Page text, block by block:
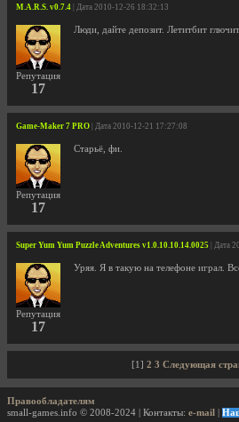
M.A.R.S. v0.7.4 | Дата 2010-12-26 18:32:13
Репутация
17
Люди, дайте депозит. Летитбит
Game-Maker 7 PRO | Дата 2010-12-21 17:27:08
Репутация
17
Старьё, фи.
Super Yum Yum Puzzle Adventures v1.0.10.10.14.0025 | Дата
Репутация
17
Уряя. Я в такую на телефоне играл.
[1] 2 3 Следующая
Правообладателям
small-games.info © 2008-2024 | Контакты: e-mail